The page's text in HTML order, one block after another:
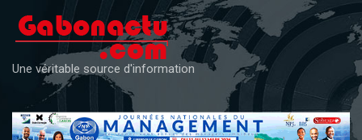
content
Une véritable source d'information